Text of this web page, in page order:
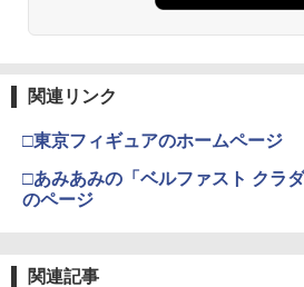
関連リンク
□東京フィギュアのホームページ
□あみあみの「ベルファスト クラ
のページ
関連記事